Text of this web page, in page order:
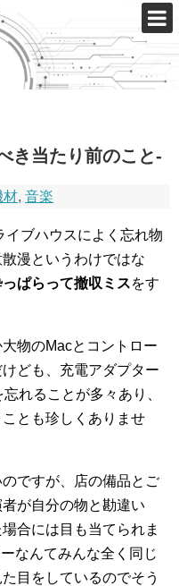
き当たり前のこと-
材,音楽
ブハウスによく忘れ物
漫というわけではな
ぱらって撤収ミスをす
物のMacとコントロー
ども、充電アダプター
れることが多々あり、
とも珍しくありませ
ですが、店の備品とご
が自分の物と勘違い
合には目も当てられま
なんてみんな全く同じ
目をしているのでそう